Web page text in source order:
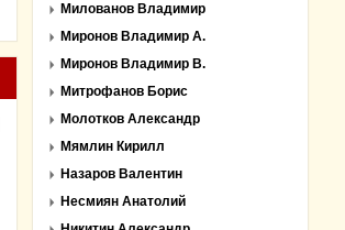
Милованов Владимир
Миронов Владимир А.
Миронов Владимир В.
Митрофанов Борис
Молотков Александр
Мямлин Кирилл
Назаров Валентин
Несмиян Анатолий